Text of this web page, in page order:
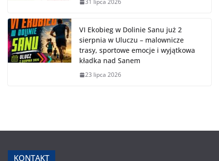
31 lipca 2026
VI Ekobieg w Dolinie Sanu już 2
sierpnia w Uluczu – malownicze
trasy, sportowe emocje i wyjątkowa
kładka nad Sanem
23 lipca 2026
KONTAKT